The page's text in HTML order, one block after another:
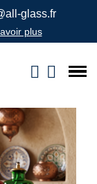
glass.fr
plus